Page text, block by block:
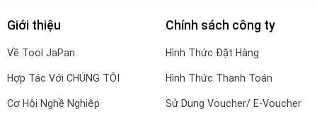
Giới thiệu
Về Tool JaPan
Hợp Tác Với CHÚNG TÔI
Cơ Hội Nghề Nghiệp
Chính sách công ty
Hình Thức Đặt Hàng
Hình Thức Thanh Toán
Sử Dụng Voucher/ E-Voucher